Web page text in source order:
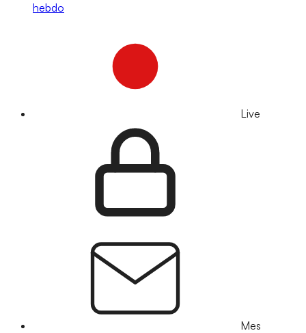
hebdo
Live
Mes